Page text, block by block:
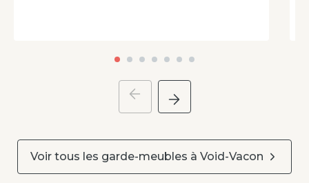
Voir tous les garde-meubles à Void-Vacon